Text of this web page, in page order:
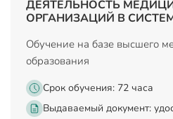
ДЕЯТЕЛЬНОСТЬ
ОРГАНИЗАЦИЙ В
Обучение на базе высшего
образования
Срок обучения: 72 часа
Выдаваемый документ: